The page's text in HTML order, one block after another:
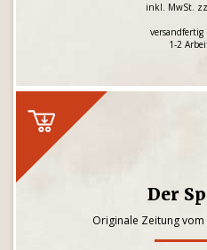
inkl. MwSt.
1-2
Der
Originale Zeitung vom